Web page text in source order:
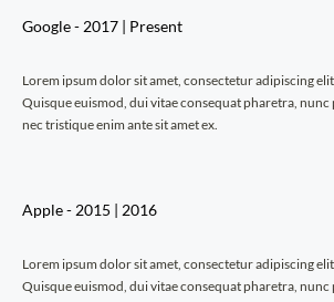
Google - 2017 | Present
Lorem ipsum dolor sit amet, consectetur adipiscing
Quisque euismod, dui vitae consequat pharetra, nunc
nec tristique enim ante sit amet ex.
Apple - 2015 | 2016
Lorem ipsum dolor sit amet, consectetur adipiscing
Quisque euismod, dui vitae consequat pharetra, nunc